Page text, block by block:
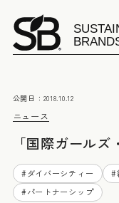
ニュース
公開日： 2018.10.12
「国際ガール
#ダイバーシティー #
#パートナーシップ